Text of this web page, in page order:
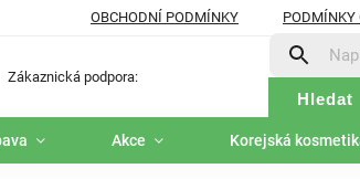
OBCHODNÍ PODMÍNKY PODMÍNKY
Zákaznická podpora:
Hledat
Akce Korejská